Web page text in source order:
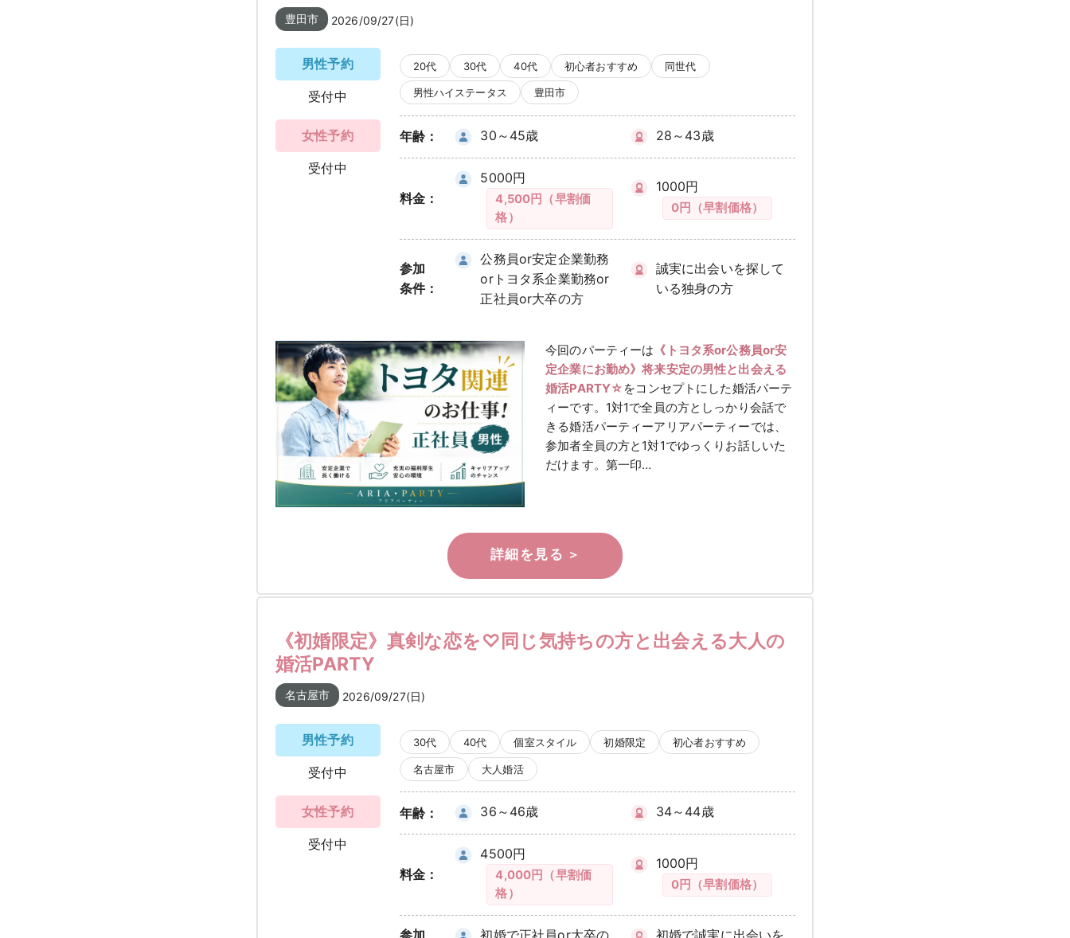
豊田市 2026/09/27(日)
男性予約
受付中
女性予約
受付中
20代 30代 40代 初心者おすすめ 同世代
男性ハイステータス 豊田市
年齢： 30～45歳 28～43歳
料金：
5000円
4,500円（早割価
格）
1000円
0円（早割価格）
参加
条件：
公務員or安定企業勤務
orトヨタ系企業勤務or
正社員or大卒の方
誠実に出会いを探して
いる独身の方
今回のパーティーは 《トヨタ系or公務員or安
定企業にお勤め》将来安定の男性と出会える
婚活PARTY☆ をコンセプトにした婚活パーテ
ィーです。1対1で全員の方としっかり会話で
きる婚活パーティーアリアパーティーでは、
参加者全員の方と1対1でゆっくりお話しいた
だけます。第一印…
《初婚限定》真剣な恋を♡同じ気持ちの方と出会える大人の
婚活PARTY
名古屋市 2026/09/27(日)
男性予約
受付中
女性予約
受付中
30代 40代 個室スタイル 初婚限定 初心者おすすめ
名古屋市 大人婚活
年齢： 36～46歳 34～44歳
料金：
4500円
4,000円（早割価
格）
1000円
0円（早割価格）